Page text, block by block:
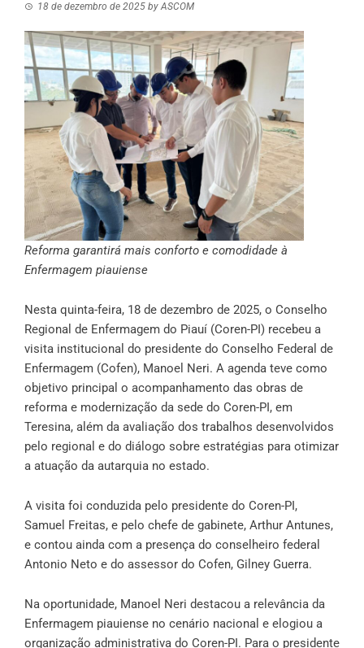
18 de dezembro de 2025 byASCOM
Reforma garantirá mais conforto e comodidade à
Enfermagem piauiense
Nesta quinta-feira, 18 de dezembro de 2025, o Conselho
Regional de Enfermagem do Piauí (Coren-PI) recebeu a
visita institucional do presidente do Conselho Federal de
Enfermagem (Cofen), Manoel Neri. A agenda teve como
objetivo principal o acompanhamento das obras de
reforma e modernização da sede do Coren-PI, em
Teresina, além da avaliação dos trabalhos desenvolvidos
pelo regional e do diálogo sobre estratégias para otimizar
a atuação da autarquia no estado.
A visita foi conduzida pelo presidente do Coren-PI,
Samuel Freitas, e pelo chefe de gabinete, Arthur Antunes,
e contou ainda com a presença do conselheiro federal
Antonio Neto e do assessor do Cofen, Gilney Guerra.
Na oportunidade, Manoel Neri destacou a relevância da
Enfermagem piauiense no cenário nacional e elogiou a
organização administrativa do Coren-PI. Para o presidente